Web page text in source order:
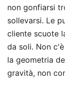
non gonfiarsi
sollevarsi. Le
cliente scuote
da soli. Non
la geometria
gravità, non